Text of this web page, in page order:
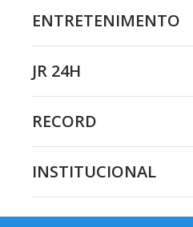
ENTRETENIMENTO
JR 24H
RECORD
INSTITUCIONAL